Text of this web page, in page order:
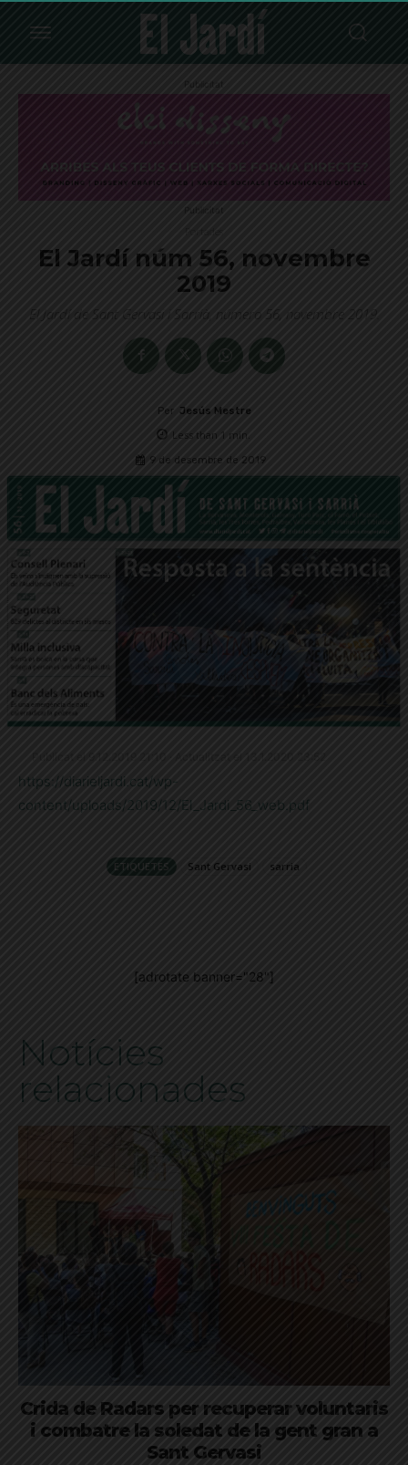
Publicitat
Publicitat
El Jardí núm 56, novembre
2019
El Jardí de Sant Gervasi i Sarrià, número 56, novembre 2019.
Per Jesús Mestre
Less than 1 min.
9 de desembre de 2019
https://diarieljardi.cat/wp-
content/uploads/2019/12/El_Jardi_56_web.pdf
ETIQUETES Sant Gervasi sarria
[adrotate banner="28"]
Notícies
relacionades
Crida de Radars per recuperar voluntaris
i combatre la soledat de la gent gran a
Sant Gervasi